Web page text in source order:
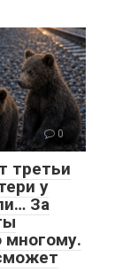
0
третьи
у
За
многому.